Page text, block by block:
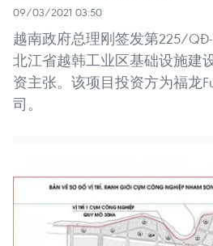
09/03/2021 03:50
越南政府总理刚签发第225/
北江省越韩工业区基础设施建
资主张。该项目投资方为福龙
司。